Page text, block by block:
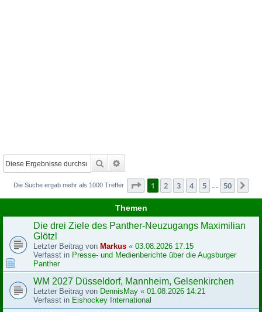
Suche
Die Suche ergab mehr als 1000 Treffer Seite 1von 50
1 2 3 4 5 50
Themen
Die drei Ziele des Panther-Neuzugangs Maximilian
Glötzl
Letzter Beitrag von Markus « 03.08.2026 17:15
Verfasst in Presse- und Medienberichte über die Augsburger
Panther
WM 2027 Düsseldorf, Mannheim, Gelsenkirchen
Letzter Beitrag von DennisMay « 01.08.2026 14:21
Verfasst in Eishockey International